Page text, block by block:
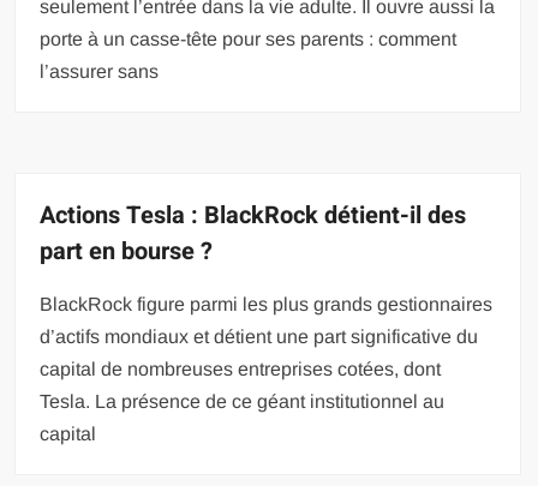
seulement l’entrée dans la vie adulte. Il ouvre aussi la
porte à un casse-tête pour ses parents : comment
l’assurer sans
Actions Tesla : BlackRock détient-il des
part en bourse ?
BlackRock figure parmi les plus grands gestionnaires
d’actifs mondiaux et détient une part significative du
capital de nombreuses entreprises cotées, dont
Tesla. La présence de ce géant institutionnel au
capital